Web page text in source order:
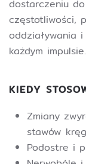
dostarczeniu
częstotliwości,
oddziaływania
każdym impulsie.
KIEDY
Zmiany
stawów
Podostre i